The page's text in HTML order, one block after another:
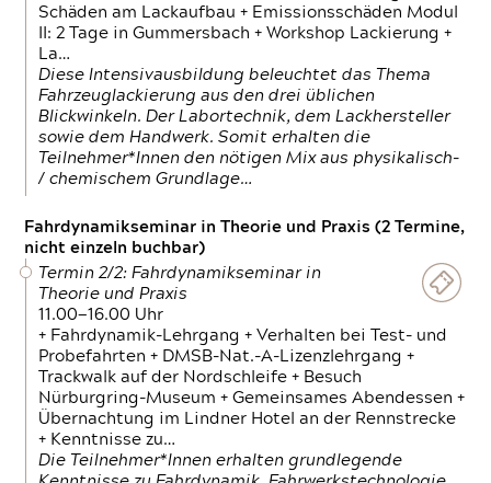
Schäden am Lackaufbau + Emissionsschäden Modul
II: 2 Tage in Gummersbach + Workshop Lackierung +
La…
Diese Intensivausbildung beleuchtet das Thema
Fahrzeuglackierung aus den drei üblichen
Blickwinkeln. Der Labortechnik, dem Lackhersteller
sowie dem Handwerk. Somit erhalten die
Teilnehmer*Innen den nötigen Mix aus physikalisch-
/ chemischem Grundlage…
Fahrdynamikseminar in Theorie und Praxis (2 Termine,
nicht einzeln buchbar)
Termin 2/2: Fahrdynamikseminar in
Theorie und Praxis
11.00—16.00 Uhr
+ Fahrdynamik-Lehrgang + Verhalten bei Test- und
Probefahrten + DMSB-Nat.-A-Lizenzlehrgang +
Trackwalk auf der Nordschleife + Besuch
Nürburgring-Museum + Gemeinsames Abendessen +
Übernachtung im Lindner Hotel an der Rennstrecke
+ Kenntnisse zu…
Die Teilnehmer*Innen erhalten grundlegende